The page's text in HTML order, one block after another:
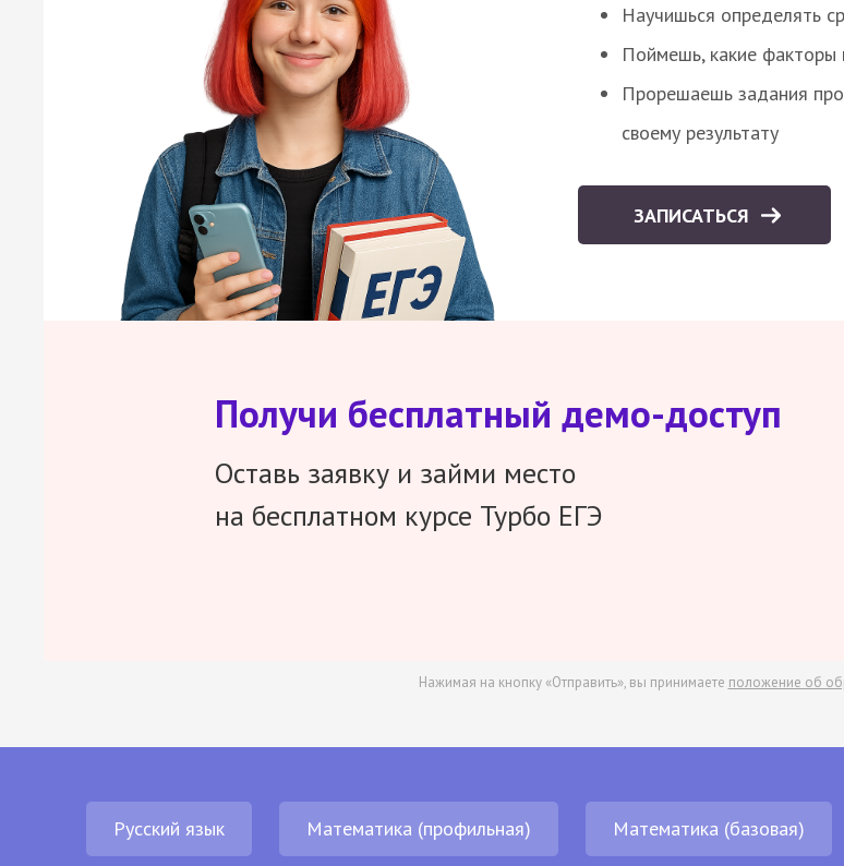
Научишься определять
Поймешь, какие факторы
Прорешаешь задания
своему результату
ЗАПИСАТЬСЯ
Получи бесплатный демо-доступ
Оставь заявку и займи место
на бесплатном курсе Турбо ЕГЭ
Нажимая на кнопку «Отправить», вы принимаете положение об
Русский язык Математика (профильная) Математика (базовая)